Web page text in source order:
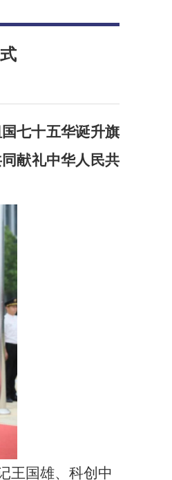
七十五华诞升旗
献礼中华人民共
王国雄、科创中